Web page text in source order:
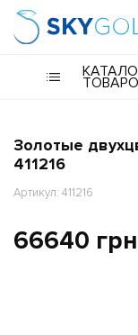
Золотые
411216
Артикул: 411216
66640